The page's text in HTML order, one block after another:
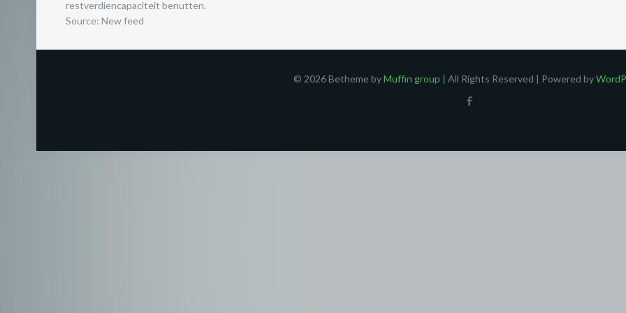
restverdiencapaciteit benutten.
Source: New feed
© 2026 Betheme byMuffin group | All Rights Reserved | Powered by